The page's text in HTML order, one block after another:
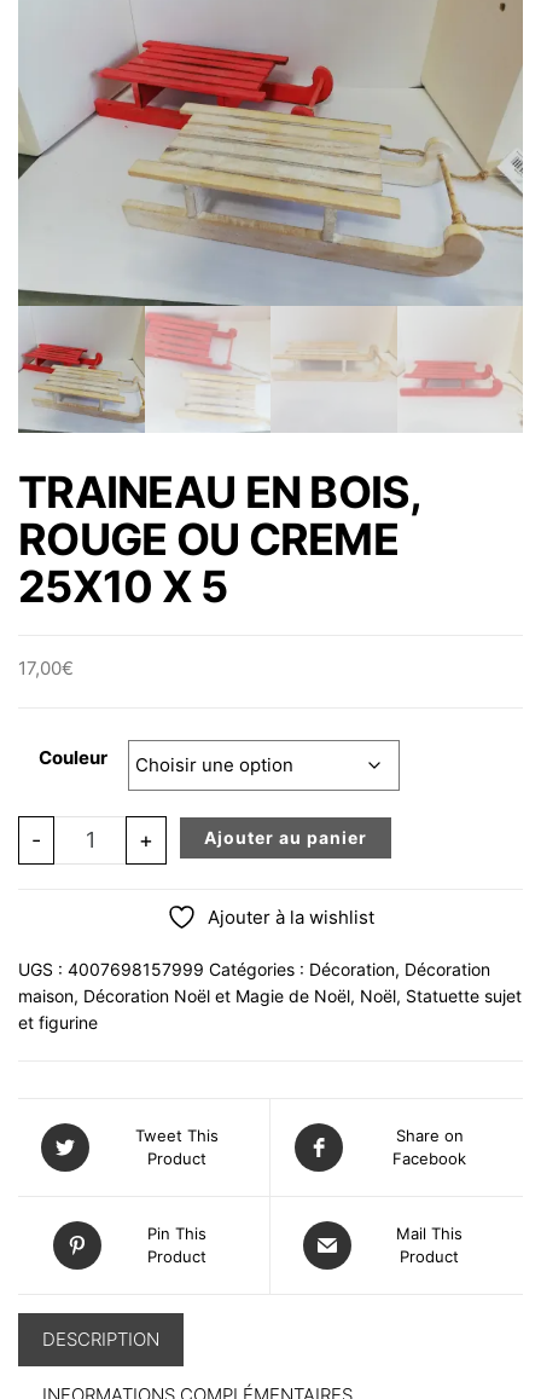
TOUR , PALMIER, 3 VERT
ET 3 ROUGE
TRAINEAU EN BOIS,
ROUGE OU CREME
25X10 X 5
17,00€
Couleur
- quantité de TRAINEAU EN BOIS, ROUGE OU CREME
+ Ajouter au panier
Ajouter à la wishlist
UGS : 4007698157999 Catégories : Décoration, Décoration
maison, Décoration Noël et Magie de Noël, Noël, Statuette sujet
et figurine
Tweet This
Product
Share on
Facebook
Pin This
Product
Mail This
Product
DESCRIPTION